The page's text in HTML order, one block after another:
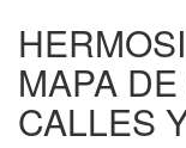
MAPA
CALLES